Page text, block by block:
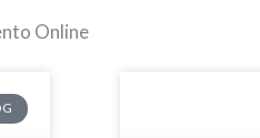
Online